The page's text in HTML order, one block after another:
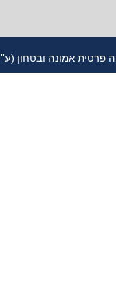
ובטחון (ע''ר) 580639789